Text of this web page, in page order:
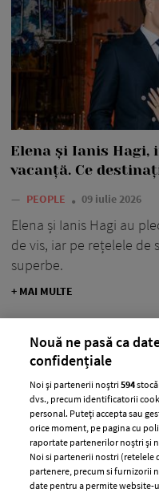
Elena și Ianis Hagi,
vacanță. Ce
— PEOPLE 09 iulie 2026
Elena și Ianis Hagi au
de vis, iar pe rețelele de
superbe.
+ MAI MULTE
Nouă ne pasă ca
confidențiale
Noi și partenerii noștri594
dvs., precum identificatorii
personal. Puteți accepta sau
orice moment, pe pagina cu
raportate partenerilor noștri și
Noi si partenerii nostri (retelele
partenere, precum si furnizorii
date pentru a permite website-